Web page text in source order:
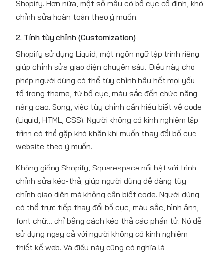
Shopify. Hơn nữa, một số mẫu có bố cục cố định, khó
chỉnh sửa hoàn toàn theo ý muốn.
2. Tính tùy chỉnh (Customization)
Shopify sử dụng Liquid, một ngôn ngữ lập trình riêng
giúp chỉnh sửa giao diện chuyên sâu. Điều này cho
phép người dùng có thể tùy chỉnh hầu hết mọi yếu
tố trong theme, từ bố cục, màu sắc đến chức năng
nâng cao. Song, việc tùy chỉnh cần hiểu biết về code
(Liquid, HTML, CSS). Người không có kinh nghiệm lập
trình có thể gặp khó khăn khi muốn thay đổi bố cục
website theo ý muốn.
Không giống Shopify, Squarespace nổi bật với trình
chỉnh sửa kéo-thả, giúp người dùng dễ dàng tùy
chỉnh giao diện mà không cần biết code. Người dùng
có thể trực tiếp thay đổi bố cục, màu sắc, hình ảnh,
font chữ… chỉ bằng cách kéo thả các phần tử. Nó dễ
sử dụng ngay cả với người không có kinh nghiệm
thiết kế web. Và điều này cũng có nghĩa là